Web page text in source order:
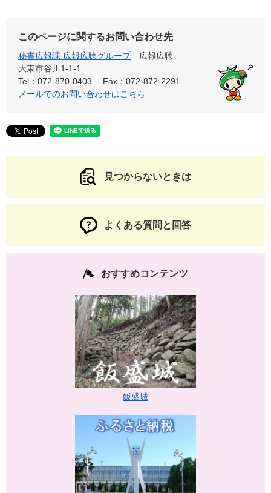
このページに関するお問い合わせ先
秘書広報課 広報広聴グループ
広報広聴
大東市谷川1-1-1
Tel：072-870-0403
Fax：072-872-2291
メールでのお問い合わせはこちら
見つからないときは
よくある質問と回答
おすすめコンテンツ
飯盛城